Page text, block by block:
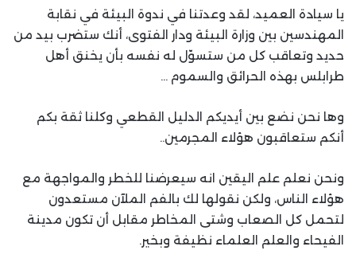
يا سيادة العميد، لقد وعدتنا في ندوة البيئة في نقابة
المهندسين بين وزارة البيئة ودار الفتوى، أنك ستضرب بيد من
حديد وتعاقب كل من ستسوّل له نفسه بأن يخنق أهل
طرابلس بهذه الحرائق والسموم …
وها نحن نضع بين أيديكم الدليل القطعي وكلنا ثقة بكم
أنكم ستعاقبون هؤلاء المجرمين..
ونحن نعلم علم اليقين انه سيعرضنا للخطر والمواجهة مع
هؤلاء الناس، ولكن نقولها لك بالفم الملآن مستعدون
لتحمل كل الصعاب وشتى المخاطر مقابل أن تكون مدينة
الفيحاء والعلم العلماء نظيفة وبخير.